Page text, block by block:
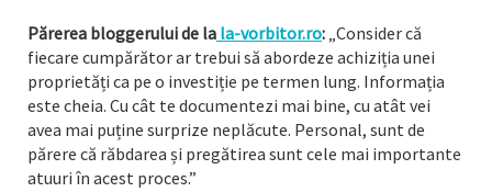
Părerea bloggerului de la la-vorbitor.ro: „Consider că
fiecare cumpărător ar trebui să abordeze achiziția unei
proprietăți ca pe o investiție pe termen lung. Informația
este cheia. Cu cât te documentezi mai bine, cu atât vei
avea mai puține surprize neplăcute. Personal, sunt de
părere că răbdarea și pregătirea sunt cele mai importante
atuuri în acest proces.”